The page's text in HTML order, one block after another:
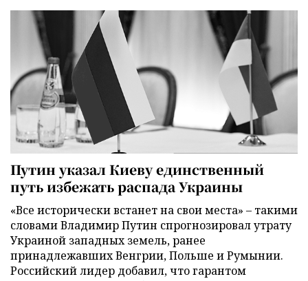
Путин указал Киеву единственный
путь избежать распада Украины
«Все исторически встанет на свои места» – такими
словами Владимир Путин спрогнозировал утрату
Украиной западных земель, ранее
принадлежавших Венгрии, Польше и Румынии.
Российский лидер добавил, что гарантом